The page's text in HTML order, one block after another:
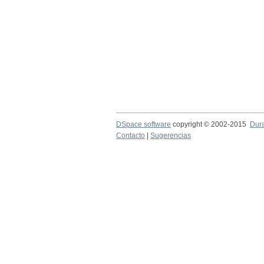
DSpace software copyright © 2002-2015
Contacto
Sugerencias